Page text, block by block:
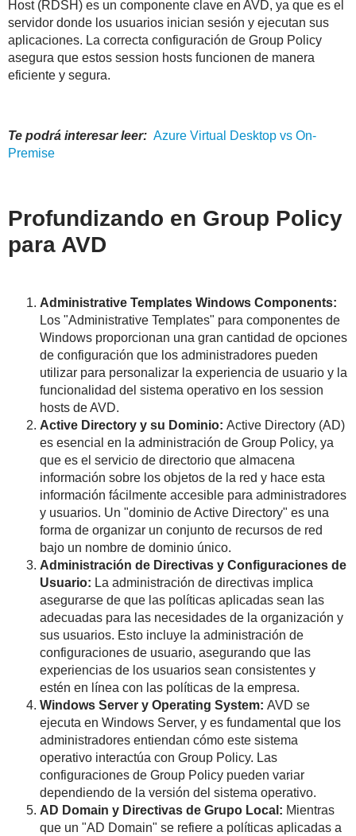
Host (RDSH) es un componente clave en AVD, ya que es el
servidor donde los usuarios inician sesión y ejecutan sus
aplicaciones. La correcta configuración de Group Policy
asegura que estos session hosts funcionen de manera
eficiente y segura.
Te podrá interesar leer: Azure Virtual Desktop vs On-
Premise
Profundizando en Group Policy
para AVD
Administrative Templates Windows Components:
Los "Administrative Templates" para componentes de
Windows proporcionan una gran cantidad de opciones
de configuración que los administradores pueden
utilizar para personalizar la experiencia de usuario y la
funcionalidad del sistema operativo en los session
hosts de AVD.
Active Directory y su Dominio: Active Directory (AD)
es esencial en la administración de Group Policy, ya
que es el servicio de directorio que almacena
información sobre los objetos de la red y hace esta
información fácilmente accesible para administradores
y usuarios. Un "dominio de Active Directory" es una
forma de organizar un conjunto de recursos de red
bajo un nombre de dominio único.
Administración de Directivas y Configuraciones de
Usuario: La administración de directivas implica
asegurarse de que las políticas aplicadas sean las
adecuadas para las necesidades de la organización y
sus usuarios. Esto incluye la administración de
configuraciones de usuario, asegurando que las
experiencias de los usuarios sean consistentes y
estén en línea con las políticas de la empresa.
Windows Server y Operating System: AVD se
ejecuta en Windows Server, y es fundamental que los
administradores entiendan cómo este sistema
operativo interactúa con Group Policy. Las
configuraciones de Group Policy pueden variar
dependiendo de la versión del sistema operativo.
AD Domain y Directivas de Grupo Local: Mientras
que un "AD Domain" se refiere a políticas aplicadas a